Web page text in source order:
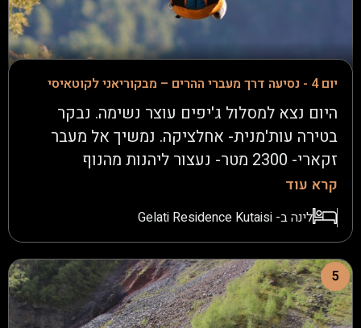
יום 4 - נסיעה דרך מעברי ההרים – מבקוריאני לקוטאיסי
היום נצא למסלול ג'יפים עוצר נשימה. נבקר
בטירה עות'מנית- אחלציקה. נמשיך אל מעבר
זקארי- 2300 מטר- נעצור ליהנות מהנוף
הפנורמי.בצהרים נעשה פיקניק ביער- נבשל,
נבעיר מדורה קטנה ונהנה מהיופי של הטבע.
נמשיך בנסיעה אל עמק סאירמה, שם מחכה לנו
אקשן - זיפליין (אומגה מהירה) מעל הנהר- מוצ'ו
כיף. נמשיך בדרכנו בכביש המתפתל ביער עד
שנגיע לקוטאיסי – אחת הערים העתיקות
קרא עוד
לינה ב- Gelati Residence Kutaisi
5